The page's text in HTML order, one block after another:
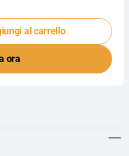
al carrello
ora